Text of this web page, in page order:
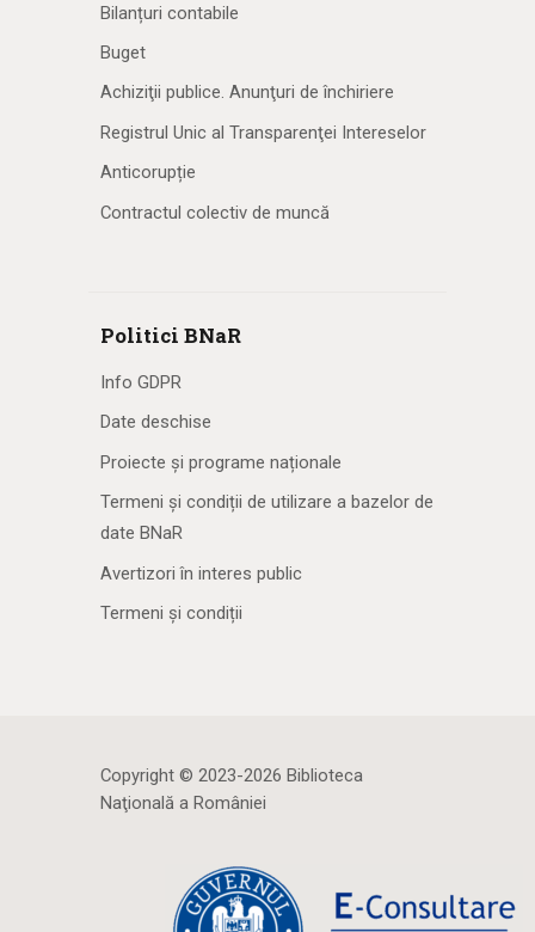
Bilanțuri contabile
Buget
Achiziţii publice. Anunţuri de închiriere
Registrul Unic al Transparenţei Intereselor
Anticorupție
Contractul colectiv de muncă
Politici BNaR
Info GDPR
Date deschise
Proiecte și programe naționale
Termeni și condiții de utilizare a bazelor de
date BNaR
Avertizori în interes public
Termeni și condiții
Copyright © 2023-2026 Biblioteca
Naţională a României